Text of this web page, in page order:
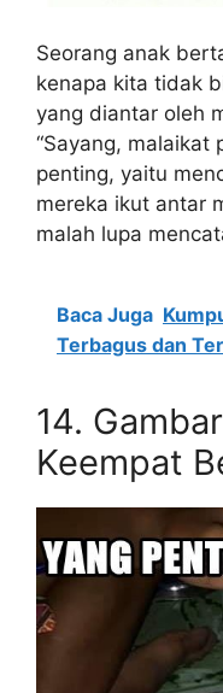
Seorang anak
kenapa kita tidak
yang diantar oleh
“Sayang, malaikat
penting, yaitu
mereka ikut antar
malah lupa
Baca Juga
Terbagus dan
14.
Keempat